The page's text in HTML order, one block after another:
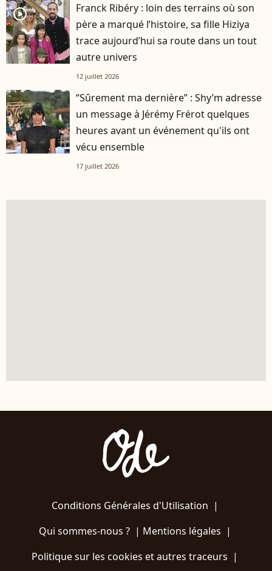
player2
Franck Ribéry : loin des terrains où son
père a marqué l’histoire, sa fille Hiziya
trace aujourd’hui sa route dans un tout
autre univers
12 juillet 2026
“Sûrement ma dernière” : Shy’m adresse
un message à Jérémy Frérot quelques
heures avant un événement qu'ils ont
vécu ensemble
17 juillet 2026
Conditions Générales d'Utilisation |
Qui sommes-nous ?| Mentions légales |
Politique sur les cookies et autres traceurs |